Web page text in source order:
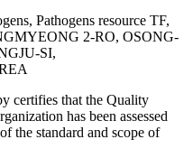
Pathogens resource TF,
2-RO, OSONG-
SI,
certifies that the Quality
has been assessed
the standard and scope of